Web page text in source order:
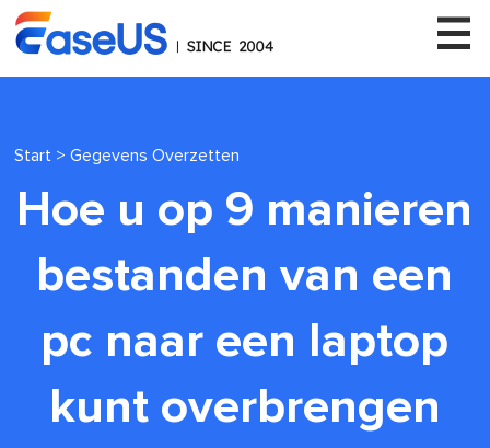
Start >Gegevens Overzetten
Hoe u op 9 manieren
bestanden van een
pc naar een laptop
kunt overbrengen